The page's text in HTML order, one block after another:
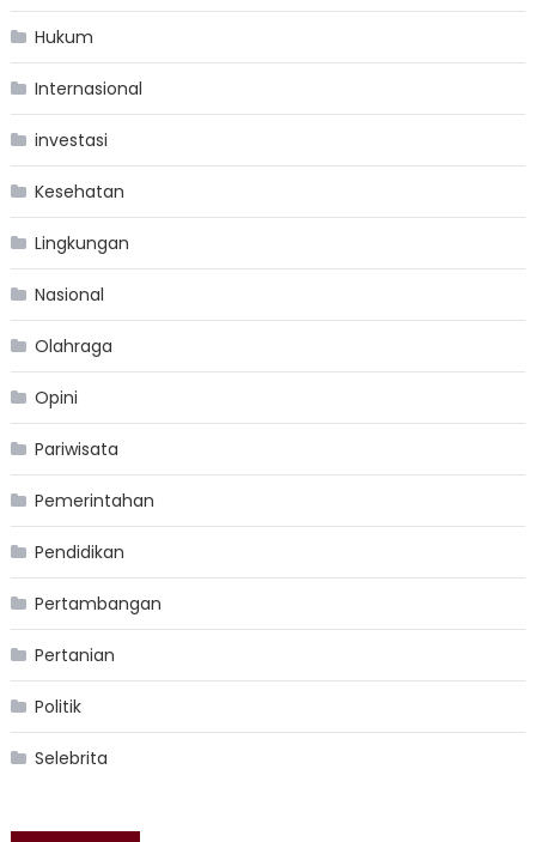
Hukum
Internasional
investasi
Kesehatan
Lingkungan
Nasional
Olahraga
Opini
Pariwisata
Pemerintahan
Pendidikan
Pertambangan
Pertanian
Politik
Selebrita